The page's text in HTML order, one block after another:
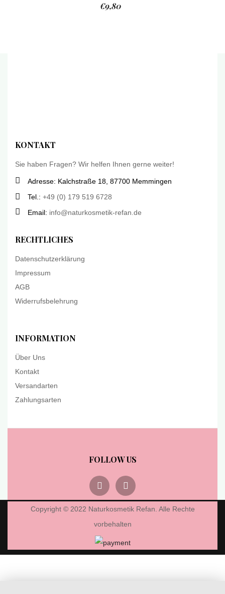
€9,80
KONTAKT
Sie haben Fragen? Wir helfen Ihnen gerne weiter!
Adresse: Kalchstraße 18, 87700 Memmingen
Tel.: +49 (0) 179 519 6728
Email: info@naturkosmetik-refan.de
RECHTLICHES
Datenschutzerklärung
Impressum
AGB
Widerrufsbelehrung
INFORMATION
Über Uns
Kontakt
Versandarten
Zahlungsarten
FOLLOW US
Copyright © 2022 Naturkosmetik Refan. Alle Rechte
vorbehalten